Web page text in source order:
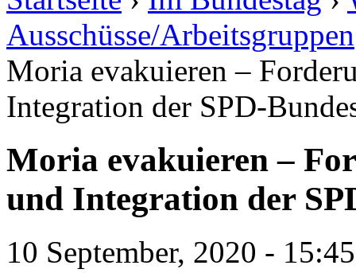
Ausschüsse/Arbeitsgruppen
Moria evakuieren –
Integration der SPD-
Moria evakuieren –
und Integration der
10 September, 2020 - 15:45